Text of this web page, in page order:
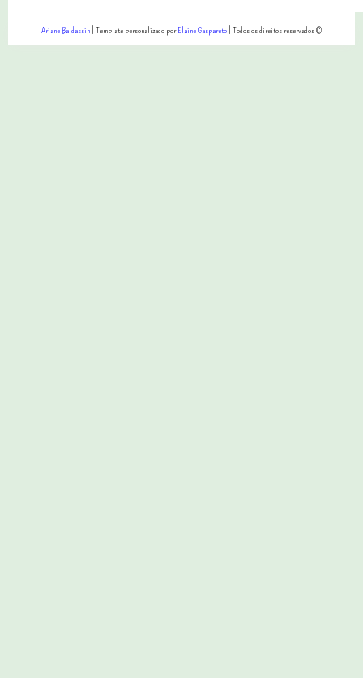
Ariane Baldassin| Template personalizado porElaine Gaspareto| Todos os direitos reservados ©